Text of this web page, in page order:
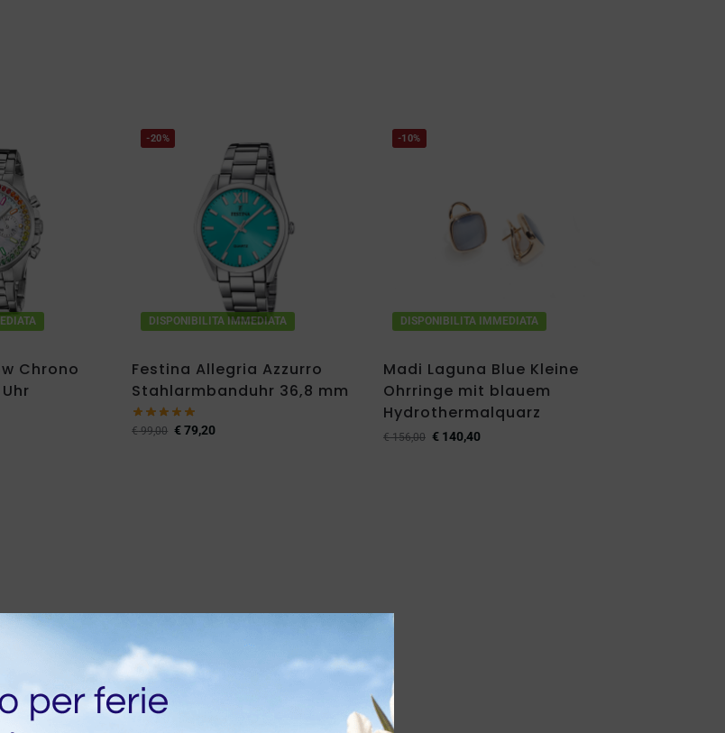
Chrono
-20%
DISPONIBILITA IMMEDIATA
Festina Allegria Azzurro
Stahlarmbanduhr 36,8 mm
€99,00 €79,20
-10%
DISPONIBILITA IMMEDIATA
Madi Laguna Blue Kleine
Ohrringe mit blauem
Hydrothermalquarz
€156,00 € 140,40